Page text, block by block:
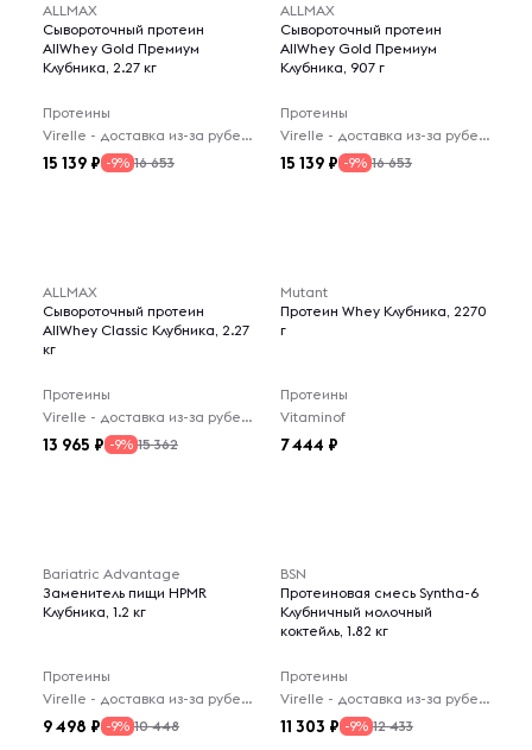
ALLMAX
Сывороточный протеин
AllWhey Gold Премиум
Клубника, 2.27 кг
Протеины
Virelle - доставка из-за рубежа
15 139 -9% 16 653
ALLMAX
Сывороточный протеин
AllWhey Gold Премиум
Клубника, 907 г
Протеины
Virelle - доставка из-за рубежа
15 139 -9% 16 653
ALLMAX
Сывороточный протеин
AllWhey Classic Клубника, 2.27
кг
Протеины
Virelle - доставка из-за рубежа
13 965 -9% 15 362
Mutant
Протеин Whey Клубника, 2270
г
Протеины
Vitaminof
7 444
Bariatric Advantage
Заменитель пищи HPMR
Клубника, 1.2 кг
Протеины
Virelle - доставка из-за рубежа
9 498 -9% 10 448
BSN
Протеиновая смесь Syntha-6
Клубничный молочный
коктейль, 1.82 кг
Протеины
Virelle - доставка из-за рубежа
11 303 -9% 12 433